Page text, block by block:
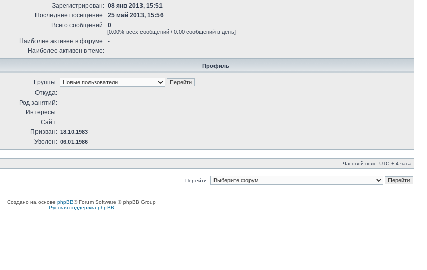
Зарегистрирован: 08 янв 2013, 15:51
Последнее посещение: 25 май 2013, 15:56
Всего сообщений: 0
[0.00% всех сообщений / 0.00 сообщений в день]
Наиболее активен в форуме: -
Наиболее активен в теме: -
Профиль
Группы:
Откуда:
Род занятий:
Интересы:
Сайт:
Призван: 18.10.1983
Уволен: 06.01.1986
Часовой пояс: UTC + 4 часа
Перейти:
Создано на основе phpBB® Forum Software © phpBB Group
Русская поддержка phpBB